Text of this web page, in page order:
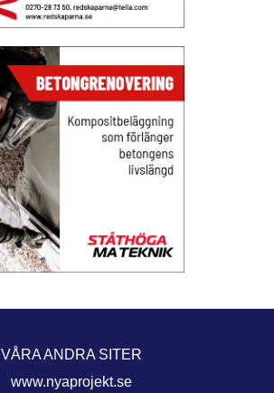
VÅRA ANDRA SITER
www.nyaprojekt.se